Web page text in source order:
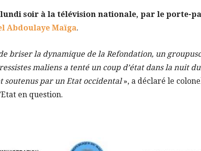
lundi soir à la télévision nationale, par le porte-
Abdoulaye Maïga.
briser la dynamique de la Refondation, un
maliens a tenté un coup d’état dans la nuit
soutenus par un Etat occidental», a déclaré le
en question.